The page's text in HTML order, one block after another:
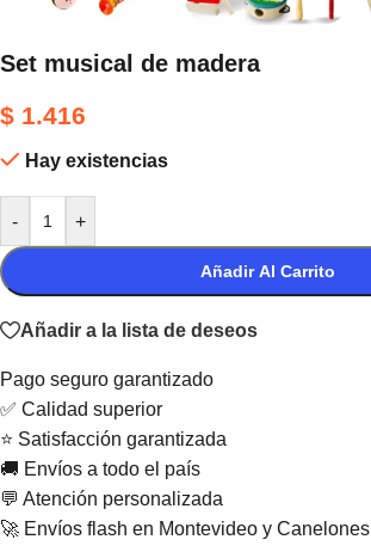
Set musical de madera
$ 1.416
Hay existencias
- +
Añadir Al Carrito
Añadir a la lista de deseos
Pago seguro garantizado
✅ Calidad superior
⭐ Satisfacción garantizada
🚚 Envíos a todo el país
💬 Atención personalizada
🚀 Envíos flash en Montevideo y Canelones